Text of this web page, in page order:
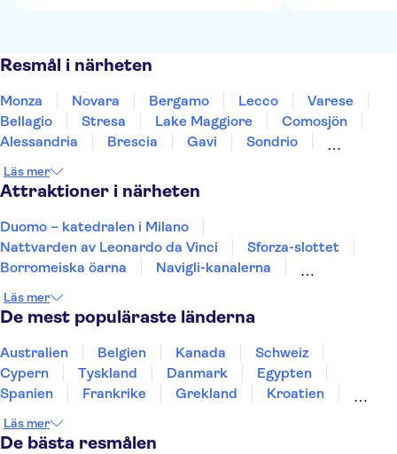
Resmål i närheten
Monza Novara Bergamo Lecco
Varese
Bellagio
Stresa Lake Maggiore
Comosjön
Alessandria
Brescia Gavi
Sondrio
Läs mer
Attraktioner i närheten
Duomo – katedralen i Milano
Nattvarden av Leonardo da Vinci
Sforza-slottet
Borromeiska öarna
Navigli-kanalerna
Pinacoteca di Brera
Pinacoteca Ambrosiana
"Leonardo da Vinci" vetenskaps- och teknologimuseet
Colosseum
Forum Romanum
Etna
Vatikanmuseerna
Peterskyrkan
Läs mer
De mest populäraste länderna
Australien Belgien Kanada
Schweiz
Cypern
Tyskland Danmark
Egypten
Spanien
Frankrike Grekland
Kroatien
Sverige
Thailand
Läs mer
De bästa resmålen